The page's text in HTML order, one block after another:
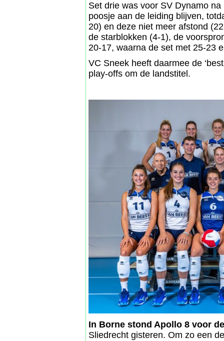
Set drie was voor SV Dynamo
poosje aan de leiding blijven,
20) en deze niet meer afstond
de starblokken (4-1), de
20-17, waarna de set met 25-23
VC Sneek heeft daarmee de
play-offs om de landstitel.
In Borne stond Apollo 8 voor
Sliedrecht gisteren. Om zo een